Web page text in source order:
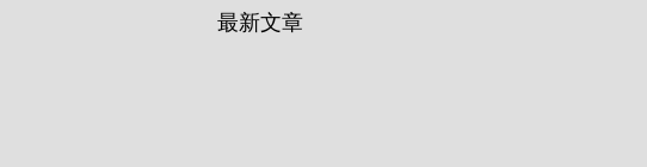
最新文章